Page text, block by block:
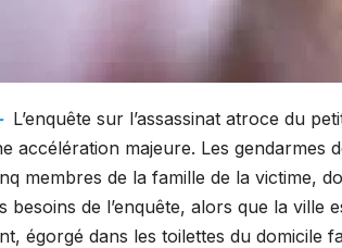
L’enquête sur l’assassinat atroce du
accélération majeure. Les gendarmes
membres de la famille de la victime,
besoins de l’enquête, alors que la ville
égorgé dans les toilettes du domicile